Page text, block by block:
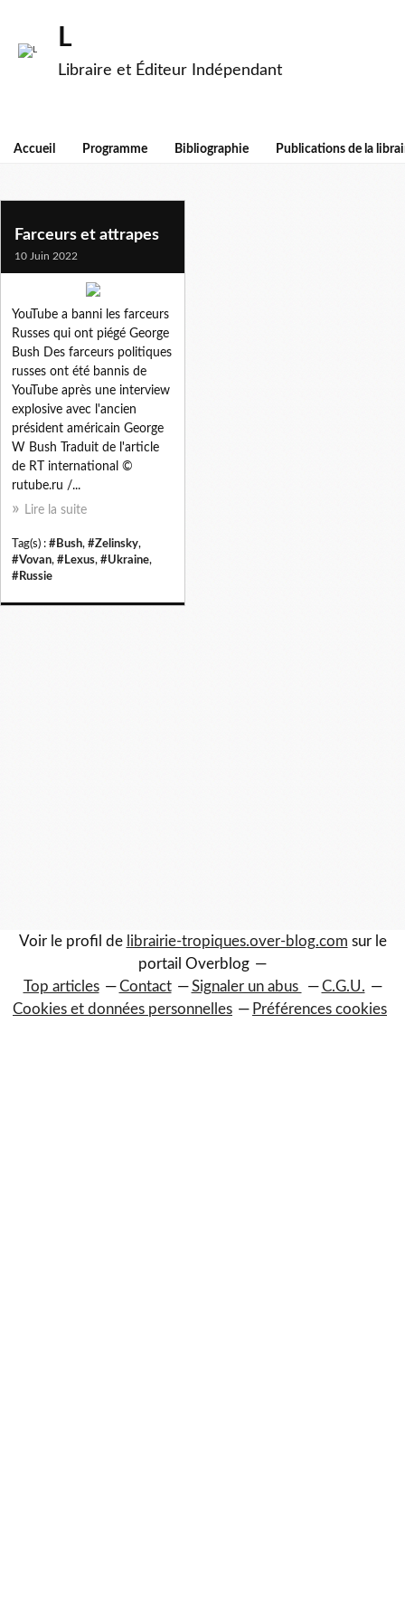
L
Libraire et Éditeur Indépendant
Accueil Programme Bibliographie Publications de la
vovan
Farceurs et attrapes
10 Juin 2022
YouTube a banni les farceurs
Russes qui ont piégé George
Bush Des farceurs politiques
russes ont été bannis de
YouTube après une interview
explosive avec l'ancien
président américain George
W Bush Traduit de l'article
de RT international ©
rutube.ru /...
Lire la suite
Tag(s) : #Bush, #Zelinsky,
#Vovan, #Lexus, #Ukraine,
#Russie
Voir le profil de librairie-tropiques.over-blog.com sur le
portail Overblog
Top articles
Contact Signaler un abus
C.G.U.
Cookies et données personnelles
Préférences cookies